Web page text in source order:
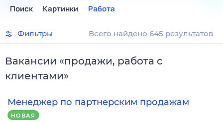
Поиск Картинки Работа
Фильтры Всего найдено 645 результатов
Вакансии «продажи, работа с
клиентами»
Менеджер по партнерским продажам
НОВАЯ